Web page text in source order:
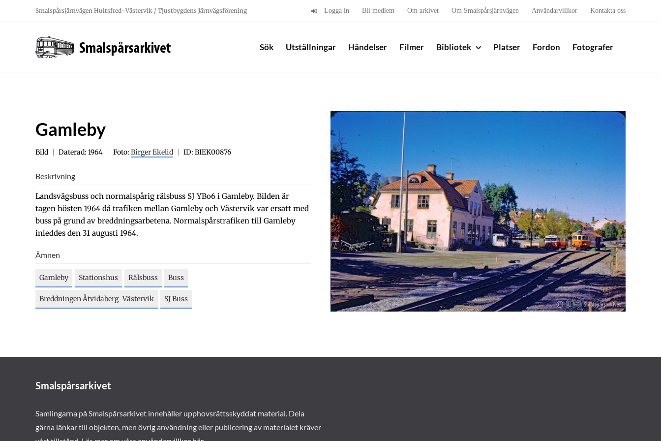
Smalspårsjärnvägen Hultsfred–Västervik / Tjustbygdens Järnvägsförening Logga in Bli medlem Om arkivet Om Smalspårsjärnvägen Användarvillkor Kontakta oss
Sök Utställningar Händelser Filmer Bibliotek Platser Fordon Fotografer
Gamleby
Bild Daterad: 1964 Foto: Birger Ekelid ID: BIEK00876
Beskrivning
Landsvägsbuss och normalspårig rälsbuss SJ YBo6 i Gamleby. Bilden är
tagen hösten 1964 då trafiken mellan Gamleby och Västervik var ersatt med
buss på grund av breddningsarbetena. Normalspårstrafiken till Gamleby
inleddes den 31 augusti 1964.
Ämnen
Gamleby Stationshus Rälsbuss Buss
Breddningen Åtvidaberg–Västervik SJ Buss
Smalspårsarkivet
Samlingarna på Smalspårsarkivet innehåller upphovsrättsskyddat material. Dela
gärna länkar till objekten, men övrig användning eller publicering av materialet kräver